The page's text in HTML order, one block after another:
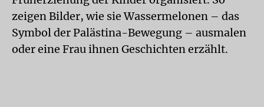
zeigen Bilder, wie sie Wassermelonen – das
Symbol der Palästina-Bewegung – ausmalen
oder eine Frau ihnen Geschichten erzählt.